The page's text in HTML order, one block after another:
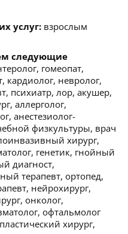
услуг: взрослым
следующие
гомеопат,
кардиолог, невролог,
психиатр, лор, акушер,
аллерголог,
анестезиолог-
физкультуры, врач
хирург,
генетик, гнойный
диагност,
терапевт, ортопед,
нейрохирург,
онколог,
офтальмолог
хирург,